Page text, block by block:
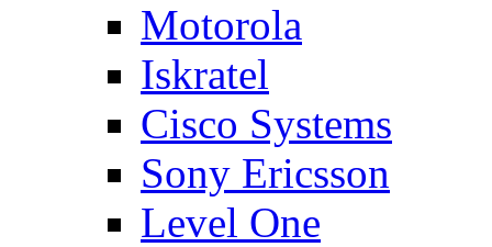
Motorola
Iskratel
Cisco Systems
Sony Ericsson
Level One